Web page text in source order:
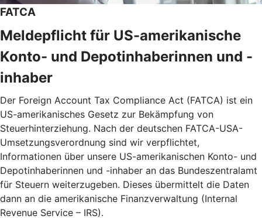
FATCA
Meldepflicht für US-amerikanische
Konto- und Depotinhaberinnen und -
inhaber
Der Foreign Account Tax Compliance Act (FATCA) ist ein
US-amerikanisches Gesetz zur Bekämpfung von
Steuerhinterziehung. Nach der deutschen FATCA-USA-
Umsetzungsverordnung sind wir verpflichtet,
Informationen über unsere US-amerikanischen Konto- und
Depotinhaberinnen und -inhaber an das Bundeszentralamt
für Steuern weiterzugeben. Dieses übermittelt die Daten
dann an die amerikanische Finanzverwaltung (Internal
Revenue Service – IRS).